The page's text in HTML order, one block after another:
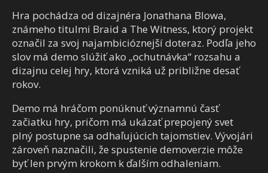
Hra pochádza od dizajnéra Jonathana Blowa,
známeho titulmi Braid a The Witness, ktorý projekt
označil za svoj najambicióznejší doteraz. Podľa jeho
slov má demo slúžiť ako „ochutnávka“ rozsahu a
dizajnu celej hry, ktorá vzniká už približne desať
rokov.
Demo má hráčom ponúknuť významnú časť
začiatku hry, pričom má ukázať prepojený svet
plný postupne sa odhaľujúcich tajomstiev. Vývojári
zároveň naznačili, že spustenie demoverzie môže
byť len prvým krokom k ďalším odhaleniam.